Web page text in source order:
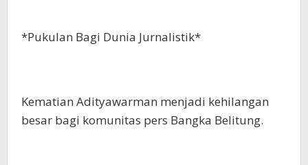
*Pukulan Bagi Dunia Jurnalistik*
Kematian Adityawarman menjadi kehilangan
besar bagi komunitas pers Bangka Belitung.